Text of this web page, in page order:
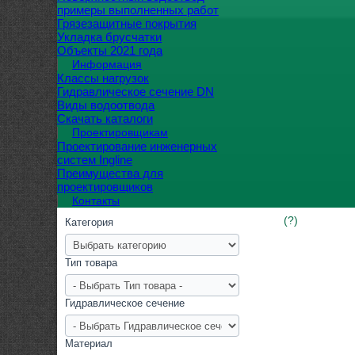
примеры выполненных работ
Грязезащитные покрытия
Укладка брусчатки
Объекты 2021 года
Информация
Классы нагрузок
Гидравлическое сечение DN
Виды водоотвода
Скачать каталоги
Проектировщикам
Проектирование инженерных
систем Ingline
Преимущества для
проектировщиков
Контакты
(?)
Категория
Тип товара
Гидравлическое сечение
Материал